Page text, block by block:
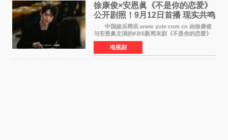
徐康俊×安恩眞《不是你的恋爱》
公开剧照！9月12日首播 现实共鸣
罗曼史来袭
中国娱乐网讯 www yule com cn 由徐康俊
与安恩眞主演的KBS新周末剧《不是你的恋爱》
于近日公开首波剧照，正式定档9月12日首
播。 剧照中，徐康俊与安恩眞并肩而坐，眼
神中流露出复杂而微
电视剧